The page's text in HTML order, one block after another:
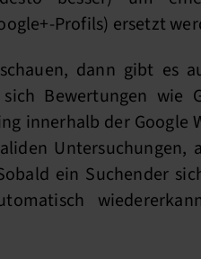
Profils) ersetzt
dann gibt es
Bewertungen wie
innerhalb der Google
Untersuchungen,
ein Suchender